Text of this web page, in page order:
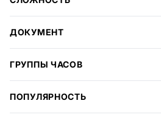
ДОКУМЕНТ
ГРУППЫ ЧАСОВ
ПОПУЛЯРНОСТЬ